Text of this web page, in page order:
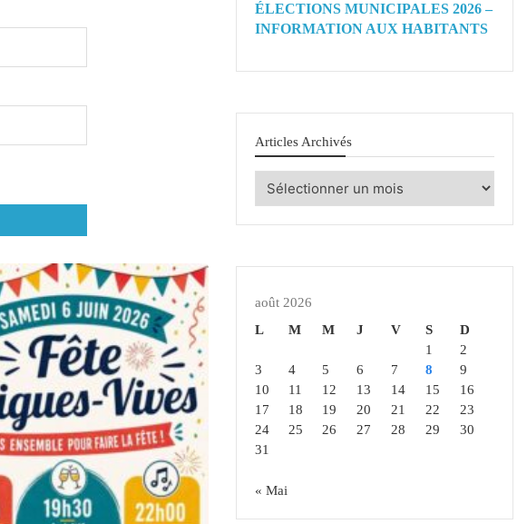
ÉLECTIONS MUNICIPALES 2026 –
INFORMATION AUX HABITANTS
Articles Archivés
Articles
août 2026
L
M M J V S
D
1
2
3
4 5 6 7 8
9
10
11 12 13 14 15
16
17
18 19 20 21 22
23
24
25 26 27 28 29
30
31
« Mai